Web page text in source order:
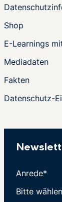
Shop
E-Learnings
Mediadaten
Fakten
Datenschutz-
Anrede*